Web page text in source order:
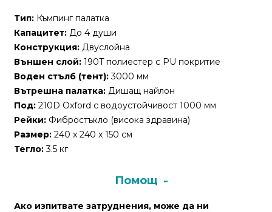
и
доставка
Връщане
и
рекламация
Условия
ползване
Тип: Къмпинг палатка
Капацитет: До 4 души
Конструкция: Двуслойна
Външен слой: 190T полиестер с PU покритие
Воден стълб (тент):3000 мм
Вътрешна палатка: Дишащ найлон
Под: 210D Oxford с водоустойчивост 1000 мм
Рейки: Фибростъкло (висока здравина)
Размер: 240 x 240 x 150 см
Тегло:3.5 кг
Помощ
Ако изпитвате затруднения, може да ни